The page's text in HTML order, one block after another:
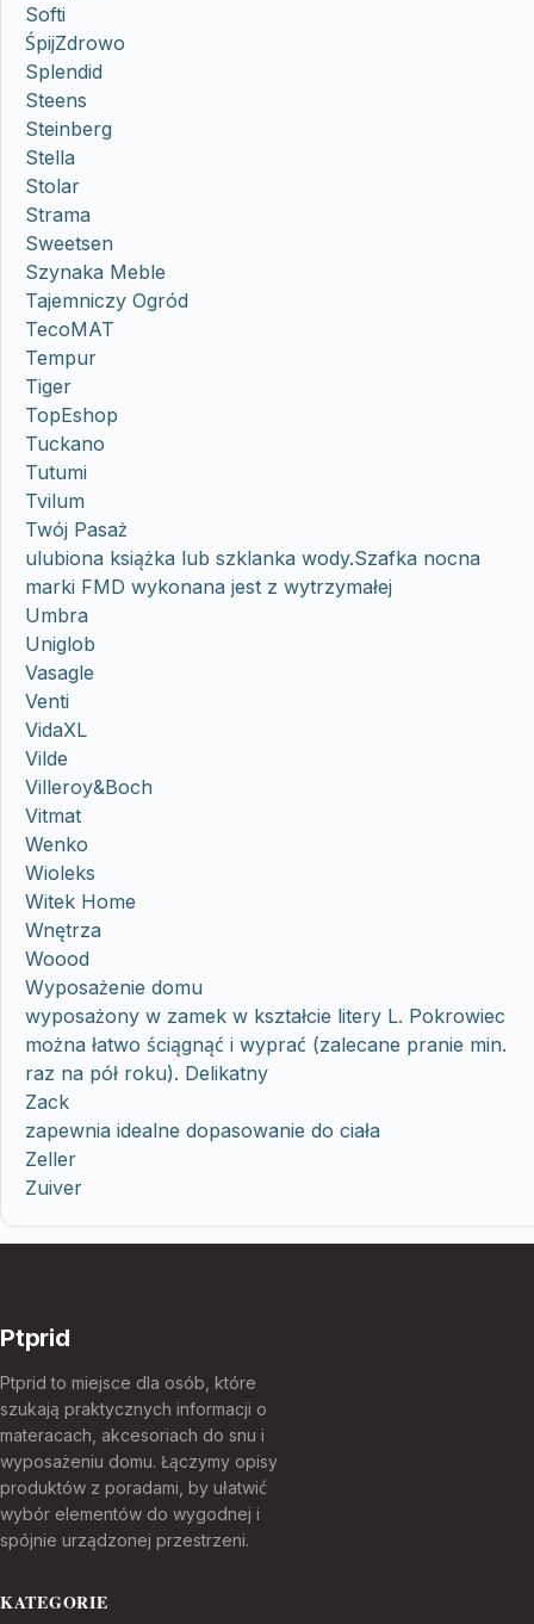
Softi
ŚpijZdrowo
Splendid
Steens
Steinberg
Stella
Stolar
Strama
Sweetsen
Szynaka Meble
Tajemniczy Ogród
TecoMAT
Tempur
Tiger
TopEshop
Tuckano
Tutumi
Tvilum
Twój Pasaż
ulubiona książka lub szklanka wody.Szafka nocna
marki FMD wykonana jest z wytrzymałej
Umbra
Uniglob
Vasagle
Venti
VidaXL
Vilde
Villeroy&Boch
Vitmat
Wenko
Wioleks
Witek Home
Wnętrza
Woood
Wyposażenie domu
wyposażony w zamek w kształcie litery L. Pokrowiec
można łatwo ściągnąć i wyprać (zalecane pranie min.
raz na pół roku). Delikatny
Zack
zapewnia idealne dopasowanie do ciała
Zeller
Zuiver
Ptprid
Ptprid to miejsce dla osób, które
szukają praktycznych informacji o
materacach, akcesoriach do snu i
wyposażeniu domu. Łączymy opisy
produktów z poradami, by ułatwić
wybór elementów do wygodnej i
spójnie urządzonej przestrzeni.
KATEGORIE